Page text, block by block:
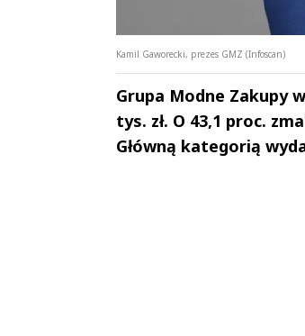
Kamil Gaworecki, prezes GMZ (Infoscan)
Grupa Modne Zakupy
tys. zł. O 43,1 proc.
Główną kategorią
Andrzej i Marta